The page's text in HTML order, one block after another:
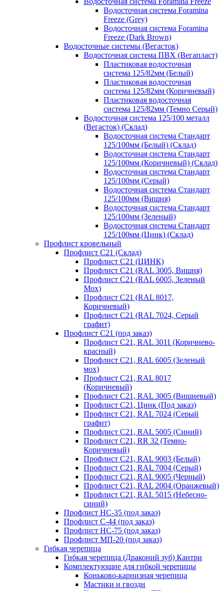
Водосточная система Foramina
Freeze (Grey)
Водосточная система Foramina
Freeze (Dark Brown)
Водосточные системы (Вегасток)
Водосточная система ПВХ (Вегапласт)
Пластиковая водосточная
система 125/82мм (Белый)
Пластиковая водосточная
система 125/82мм (Коричневый)
Пластиковая водосточная
система 125/82мм (Темно Серый)
Водосточная система 125/100 металл
(Вегасток) (Склад)
Водосточная система Стандарт
125/100мм (Белый) (Склад)
Водосточная система Стандарт
125/100мм (Коричневый) (Склад)
Водосточная система Стандарт
125/100мм (Серый)
Водосточная система Стандарт
125/100мм (Вишня)
Водосточная система Стандарт
125/100мм (Зеленый)
Водосточная система Стандарт
125/100мм (Цинк) (Склад)
Профлист кровельный
Профлист С21 (Склад)
Профлист С21 (ЦИНК)
Профлист С21 (RAL 3005, Вишня)
Профлист С21 (RAL 6005, Зеленый
Мох)
Профлист С21 (RAL 8017,
Коричневый)
Профлист С21 (RAL 7024, Серый
графит)
Профлист С21 (под заказ)
Профлист С21, RAL 3011 (Коричнево-
красный)
Профлист С21, RAL 6005 (Зеленый
мох)
Профлист С21, RAL 8017
(Коричневый)
Профлист С21, RAL 3005 (Вишневый)
Профлист С21, Цинк (Под заказ)
Профлист С21, RAL 7024 (Серый
графит)
Профлист С21, RAL 5005 (Синий)
Профлист С21, RR 32 (Темно-
Коричневый)
Профлист С21, RAL 9003 (Белый)
Профлист С21, RAL 7004 (Серый)
Профлист С21, RAL 9005 (Черный)
Профлист С21, RAL 2004 (Оранжевый)
Профлист С21, RAL 5015 (Небесно-
синий)
Профлист НС-35 (под заказ)
Профлист С-44 (под заказ)
Профлист НС-75 (под заказ)
Профлист МП-20 (под заказ)
Гибкая черепица
Гибкая черепица (Драконий зуб) Кантри
Комплектующие для гибкой черепицы
Коньково-карнизная черепица
Мастики и гвозди